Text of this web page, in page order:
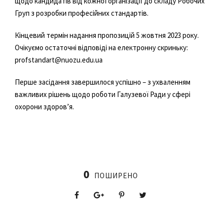
Груп з розробки професійних стандартів.
Кінцевий термін надання пропозицій 5 жовтня 2023 року.
Очікуємо остаточні відповіді на електронну скриньку:
profstandart@nuozu.edu.ua
Перше засідання завершилося успішно – з ухваленням
важливих рішень щодо роботи Галузевої Ради у сфері
охорони здоров’я.
0 ПОШИРЕНО